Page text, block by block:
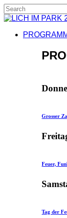
Skip
to
content
Close
Menu
Grosser
Feuer,
Tag der